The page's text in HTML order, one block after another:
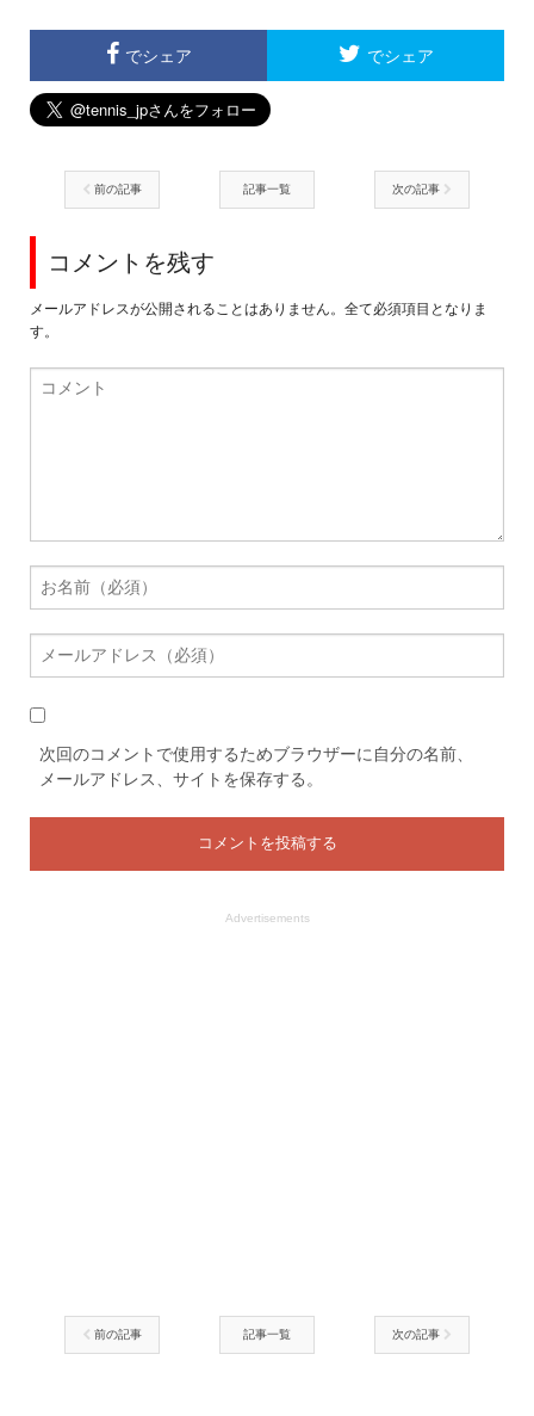
でシェア でシェア
前の記事 記事一覧 次の記事
コメントを残す
メールアドレスが公開されることはありません。全て必須項目となりま
す。
次回のコメントで使用するためブラウザーに自分の名前、
メールアドレス、サイトを保存する。
Advertisements
前の記事 記事一覧 次の記事